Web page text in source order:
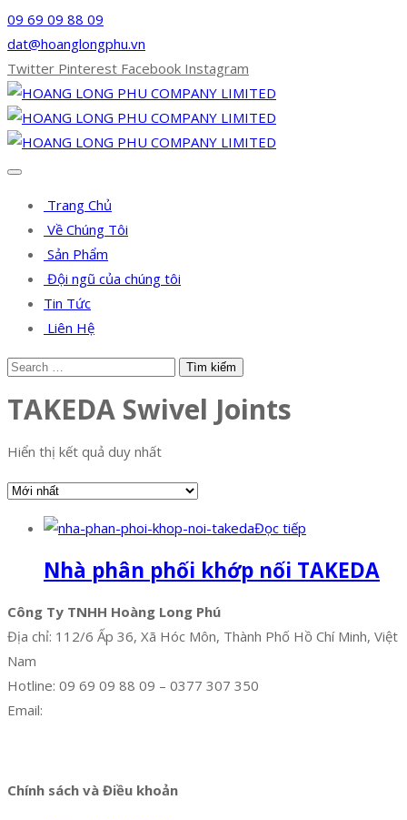
09 69 09 88 09
dat@hoanglongphu.vn
Twitter Pinterest Facebook Instagram
Trang Chủ
Về Chúng Tôi
Sản Phẩm
Đội ngũ của chúng tôi
Tin Tức
Liên Hệ
TAKEDA Swivel Joints
Hiển thị kết quả duy nhất
Đọc tiếp
Nhà phân phối khớp nối TAKEDA
Công Ty TNHH Hoàng Long Phú
Địa chỉ: 112/6 Ấp 36, Xã Hóc Môn, Thành Phố Hồ Chí Minh, Việt
Nam
Hotline: 09 69 09 88 09 – 0377 307 350
Email:
Chính sách và Điều khoản